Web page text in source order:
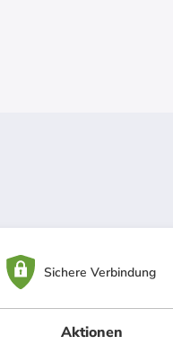
Sichere Verbindung
Aktionen